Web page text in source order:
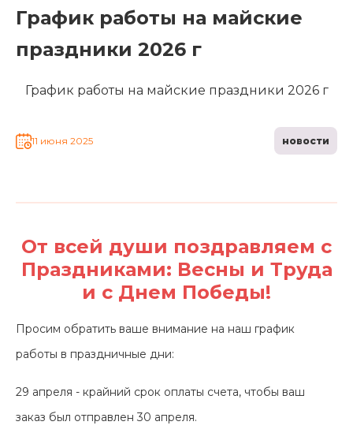
Сотрудничество
Как купить
Контакты
График работы на майские
праздники 2026 г
График работы на майские праздники 2026 г
11 июня 2025 новости
От всей души поздравляем с
Праздниками: Весны и Труда
и с Днем Победы!
Просим обратить ваше внимание на наш график
работы в праздничные дни:
29 апреля - крайний срок оплаты счета, чтобы ваш
заказ был отправлен 30 апреля.